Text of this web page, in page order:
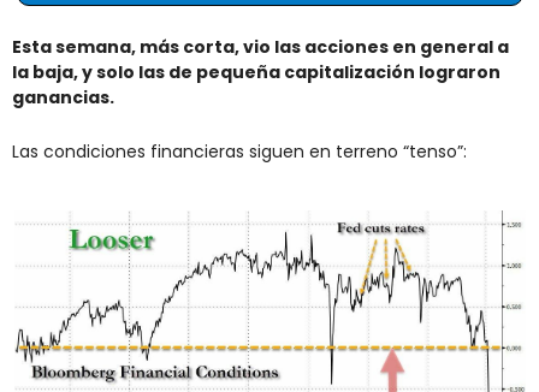
Esta semana, más corta, vio las acciones en general a
la baja, y solo las de pequeña capitalización lograron
ganancias.
Las condiciones financieras siguen en terreno “tenso”: